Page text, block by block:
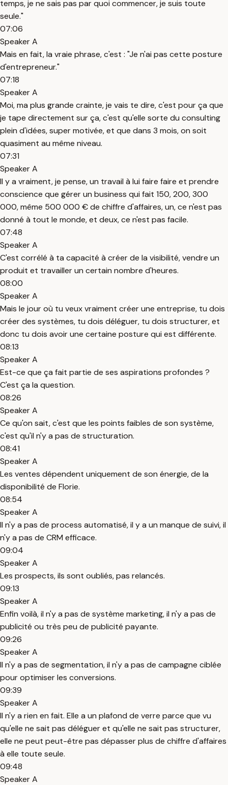
temps, je ne sais pas par quoi commencer, je suis toute
seule."
07:06
Speaker A
Mais en fait, la vraie phrase, c'est : "Je n'ai pas cette posture
d'entrepreneur."
07:18
Speaker A
Moi, ma plus grande crainte, je vais te dire, c'est pour ça que
je tape directement sur ça, c'est qu'elle sorte du consulting
plein d'idées, super motivée, et que dans 3 mois, on soit
quasiment au même niveau.
07:31
Speaker A
Il y a vraiment, je pense, un travail à lui faire faire et prendre
conscience que gérer un business qui fait 150, 200, 300
000, même 500 000 € de chiffre d'affaires, un, ce n'est pas
donné à tout le monde, et deux, ce n'est pas facile.
07:48
Speaker A
C'est corrélé à ta capacité à créer de la visibilité, vendre un
produit et travailler un certain nombre d'heures.
08:00
Speaker A
Mais le jour où tu veux vraiment créer une entreprise, tu dois
créer des systèmes, tu dois déléguer, tu dois structurer, et
donc tu dois avoir une certaine posture qui est différente.
08:13
Speaker A
Est-ce que ça fait partie de ses aspirations profondes ?
C'est ça la question.
08:26
Speaker A
Ce qu'on sait, c'est que les points faibles de son système,
c'est qu'il n'y a pas de structuration.
08:41
Speaker A
Les ventes dépendent uniquement de son énergie, de la
disponibilité de Florie.
08:54
Speaker A
Il n'y a pas de process automatisé, il y a un manque de suivi, il
n'y a pas de CRM efficace.
09:04
Speaker A
Les prospects, ils sont oubliés, pas relancés.
09:13
Speaker A
Enfin voilà, il n'y a pas de système marketing, il n'y a pas de
publicité ou très peu de publicité payante.
09:26
Speaker A
Il n'y a pas de segmentation, il n'y a pas de campagne ciblée
pour optimiser les conversions.
09:39
Speaker A
Il n'y a rien en fait. Elle a un plafond de verre parce que vu
qu'elle ne sait pas déléguer et qu'elle ne sait pas structurer,
elle ne peut peut-être pas dépasser plus de chiffre d'affaires
à elle toute seule.
09:48
Speaker A